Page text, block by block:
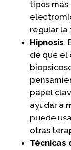
tipos más
regular la
Hipnosis.
de que el
papel
ayudar a
puede
otras
Técnicas